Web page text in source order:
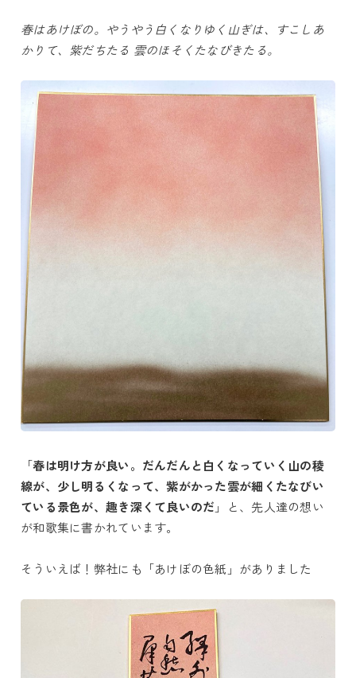
春はあけぼの。やうやう白くなりゆく山ぎは、すこしあ
かりて、紫だちたる 雲のほそくたなびきたる。
「春は明け方が良い。だんだんと白くなっていく山の稜
線が、少し明るくなって、紫がかった雲が細くたなびい
ている景色が、趣き深くて良いのだ 」と、先人達の想い
が和歌集に書かれています。
そういえば！弊社にも「あけぼの色紙」がありました